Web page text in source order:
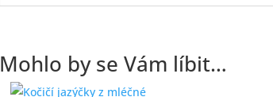
Mohlo by se Vám líbit…